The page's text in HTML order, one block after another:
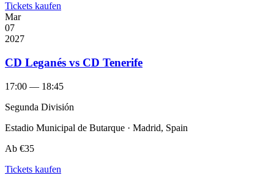
Tickets kaufen
Mar
07
2027
CD Leganés vs CD Tenerife
17:00 — 18:45
Segunda División
Estadio Municipal de Butarque · Madrid, Spain
Ab €35
Tickets kaufen